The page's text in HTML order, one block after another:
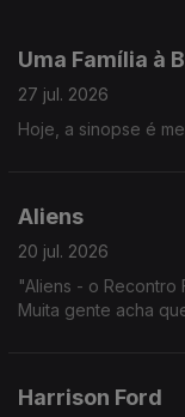
Uma Família à
27 jul. 2026
Hoje, a sinopse é
Aliens
20 jul. 2026
"Aliens - o Recontro
Muita gente acha
Harrison Ford